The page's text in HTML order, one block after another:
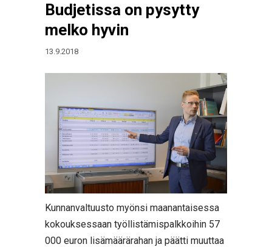
Budjetissa on pysytty
melko hyvin
13.9.2018
Kunnanvaltuusto myönsi maanantaisessa
kokouksessaan työllistämispalkkoihin 57
000 euron lisämäärärahan ja päätti muuttaa